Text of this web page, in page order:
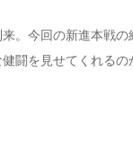
。今回の新進本戦の
闘を見せてくれるの